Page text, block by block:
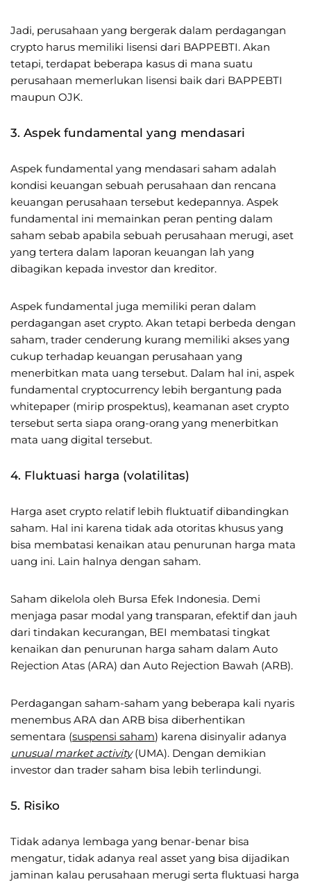
Jadi, perusahaan yang bergerak dalam perdagangan
crypto harus memiliki lisensi dari BAPPEBTI. Akan
tetapi, terdapat beberapa kasus di mana suatu
perusahaan memerlukan lisensi baik dari BAPPEBTI
maupun OJK.
3. Aspek fundamental yang mendasari
Aspek fundamental yang mendasari saham adalah
kondisi keuangan sebuah perusahaan dan rencana
keuangan perusahaan tersebut kedepannya. Aspek
fundamental ini memainkan peran penting dalam
saham sebab apabila sebuah perusahaan merugi, aset
yang tertera dalam laporan keuangan lah yang
dibagikan kepada investor dan kreditor.
Aspek fundamental juga memiliki peran dalam
perdagangan aset crypto. Akan tetapi berbeda dengan
saham, trader cenderung kurang memiliki akses yang
cukup terhadap keuangan perusahaan yang
menerbitkan mata uang tersebut. Dalam hal ini, aspek
fundamental cryptocurrency lebih bergantung pada
whitepaper (mirip prospektus), keamanan aset crypto
tersebut serta siapa orang-orang yang menerbitkan
mata uang digital tersebut.
4. Fluktuasi harga (volatilitas)
Harga aset crypto relatif lebih fluktuatif dibandingkan
saham. Hal ini karena tidak ada otoritas khusus yang
bisa membatasi kenaikan atau penurunan harga mata
uang ini. Lain halnya dengan saham.
Saham dikelola oleh Bursa Efek Indonesia. Demi
menjaga pasar modal yang transparan, efektif dan jauh
dari tindakan kecurangan, BEI membatasi tingkat
kenaikan dan penurunan harga saham dalam Auto
Rejection Atas (ARA) dan Auto Rejection Bawah (ARB).
Perdagangan saham-saham yang beberapa kali nyaris
menembus ARA dan ARB bisa diberhentikan
sementara (suspensi saham) karena disinyalir adanya
unusual market activity(UMA). Dengan demikian
investor dan trader saham bisa lebih terlindungi.
5. Risiko
Tidak adanya lembaga yang benar-benar bisa
mengatur, tidak adanya real asset yang bisa dijadikan
jaminan kalau perusahaan merugi serta fluktuasi harga